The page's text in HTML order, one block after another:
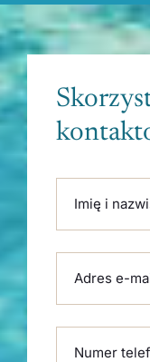
Imię i
Adres e-
Numer